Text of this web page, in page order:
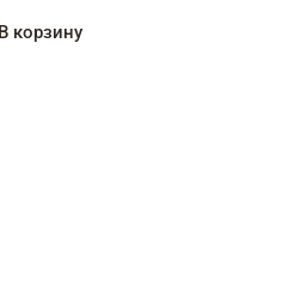
В корзину